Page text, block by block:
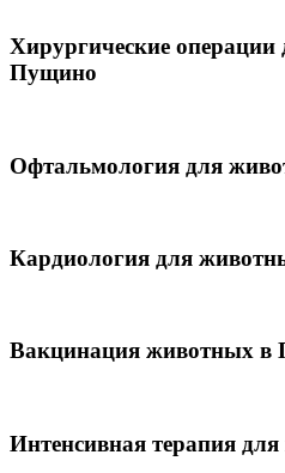
Хирургические
Пущино
Офтальмология для
Кардиология для
Вакцинация животных в
Интенсивная терапия